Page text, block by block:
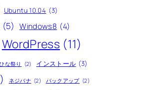
Ubuntu 10.04 (3)
(5) Windows8 (4)
WordPress (11)
な祭り (2) インストール (3)
ネジバナ (2) バックアップ (2)